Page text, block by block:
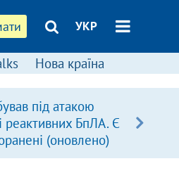
УКР
Нова країна
під атакою
реактивних БпЛА. Є
(оновлено)